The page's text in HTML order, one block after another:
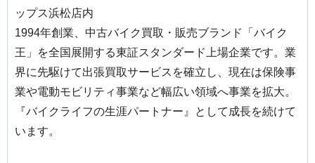
ップス浜松店内
1994年創業、中古バイク買取・販売ブランド「バイク
王」を全国展開する東証スタンダード上場企業です。業
界に先駆けて出張買取サービスを確立し、現在は保険事
業や電動モビリティ事業など幅広い領域へ事業を拡大。
『バイクライフの生涯パートナー』として成長を続けて
います。